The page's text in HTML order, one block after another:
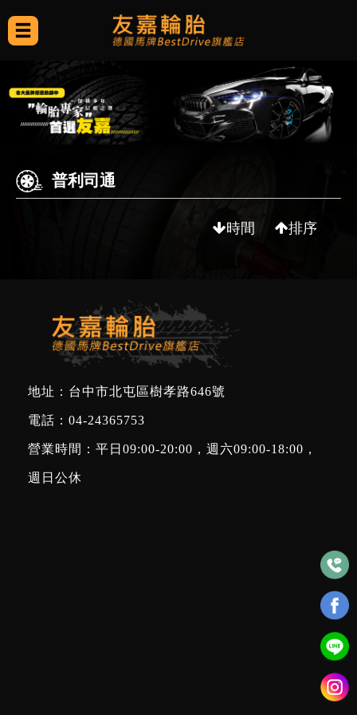
普利司通
時間 排序
地址：台中市北屯區樹孝路646號
電話： 04-24365753
營業時間：平日09:00-20:00，週六09:00-18:00，
週日公休